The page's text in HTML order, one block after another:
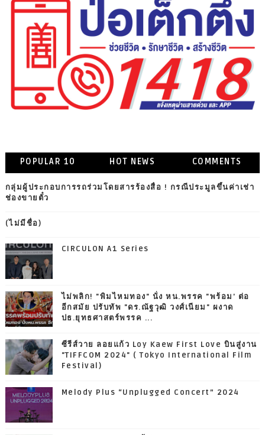
POPULAR 10 HOT NEWS COMMENTS
กลุ่มผู้ประกอบการรถร่วมโดยสารร้องสื่อ ! กรณีประมูลขึ้นค่าเช่า
ช่องขายตั๋ว
(ไม่มีชื่อ)
CIRCULON A1 Series
ไม่พลิก! "พิมไหมทอง" นั่ง หน.พรรค "พร้อม' ต่อ
อีกสมัย ปรับทัพ "ดร.ณัฐวุฒิ วงศ์เนียม" ผงาด
ปธ.ยุทธศาสตร์พรรค ...
ซีรีส์วาย ลอยแก้ว Loy Kaew First Love บินสู่งาน
"TIFFCOM 2024" ( Tokyo International Film
Festival)
Melody Plus “Unplugged Concert” 2024